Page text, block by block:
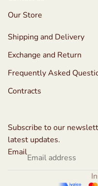
Our Store
Shipping and Delivery
Exchange and Return
Frequently Asked
Contracts
Subscribe to our
latest updates.
Email